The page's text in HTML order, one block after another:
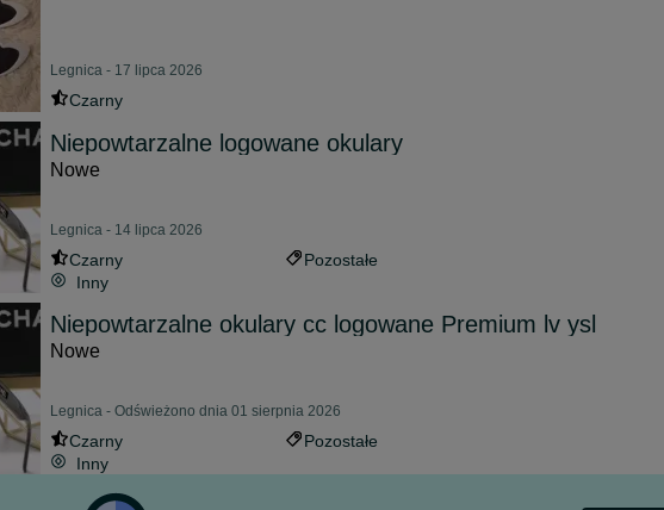
Legnica - 17 lipca 2026
Czarny
Niepowtarzalne logowane okulary
Nowe
Legnica - 14 lipca 2026
Czarny
Pozostałe
Inny
Niepowtarzalne okulary cc logowane Premium lv ysl
Nowe
Legnica - Odświeżono dnia 01 sierpnia 2026
Czarny
Pozostałe
Inny